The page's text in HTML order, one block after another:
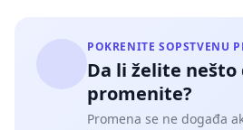
POKRENITE SOPSTVENU
Da li želite nešto
promenite?
Promena se ne događa